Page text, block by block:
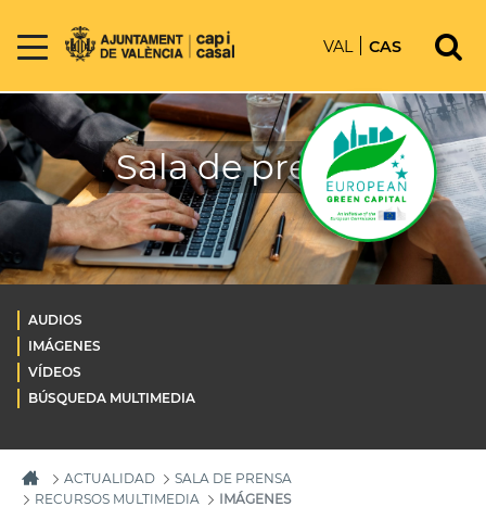
VAL CAS
Sala de prensa
AUDIOS
IMÁGENES
VÍDEOS
BÚSQUEDA MULTIMEDIA
ACTUALIDAD
SALA DE PRENSA
RECURSOS MULTIMEDIA
IMÁGENES